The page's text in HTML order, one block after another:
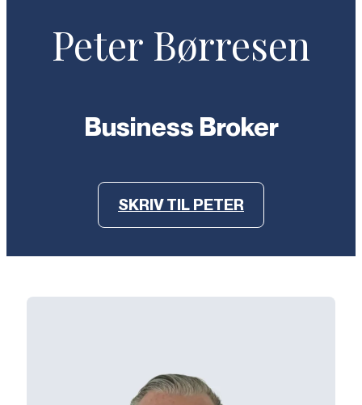
Peter Børresen
Business Broker
SKRIV TIL PETER